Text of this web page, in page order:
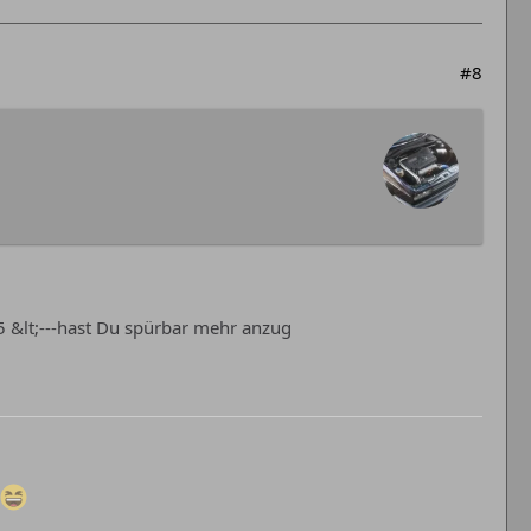
#8
&lt;---hast Du spürbar mehr anzug